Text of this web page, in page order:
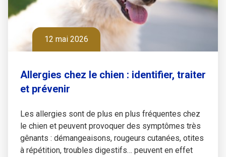
12 mai 2026
Allergies chez le chien : identifier, traiter
et prévenir
Les allergies sont de plus en plus fréquentes chez
le chien et peuvent provoquer des symptômes très
gênants : démangeaisons, rougeurs cutanées, otites
à répétition, troubles digestifs… peuvent en effet